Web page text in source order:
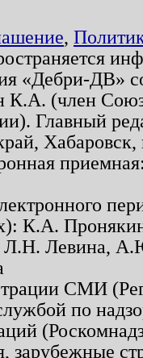
,
«Дебри-ДВ»
К.А. (член
Главный
К.А.
Левина,
СМИ
по
зарубежные